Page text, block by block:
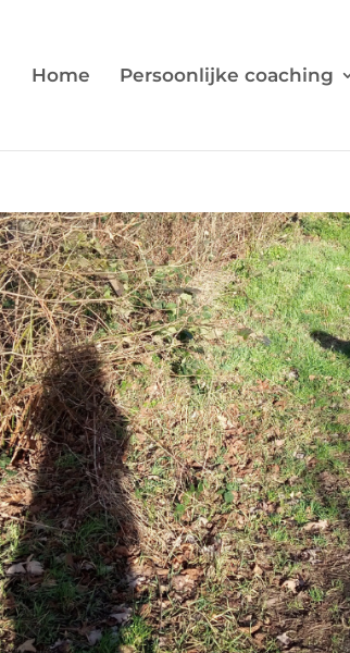
Home Persoonlijke coaching